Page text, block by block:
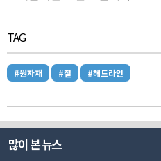
TAG
#원자재 #철 #헤드라인
많이 본 뉴스